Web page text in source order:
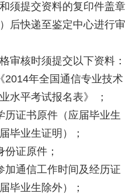
须提交资料的复印件盖章
）后快递至鉴定中心进行审
审核时须提交以下资料：
2014年全国通信专业技术
水平考试报名表》 ；
历证书原件（应届毕业生
毕业生证明）；
份证原件；
加通信工作时间及经历证
毕业生除外）；